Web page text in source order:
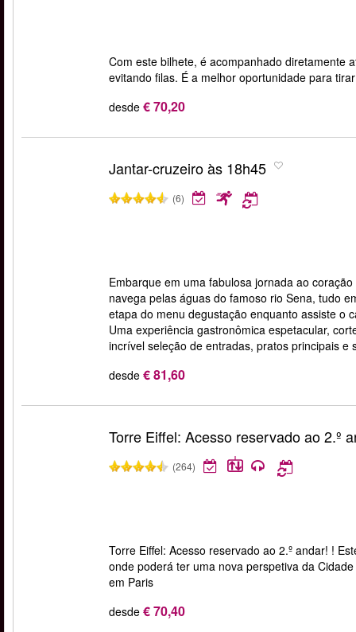
Com este bilhete, é acompanhado diretamente
evitando filas. É a melhor oportunidade para
desde € 70,20
Jantar-cruzeiro às 18h45
(6)
Embarque em uma fabulosa jornada ao
navega pelas águas do famoso rio Sena, tudo
etapa do menu degustação enquanto assiste o
Uma experiência gastronômica espetacular,
incrível seleção de entradas, pratos principais e
desde € 81,60
Torre Eiffel: Acesso reservado ao 2.º
(264)
Torre Eiffel: Acesso reservado ao 2.º andar! !
onde poderá ter uma nova perspetiva da
em Paris
desde € 70,40